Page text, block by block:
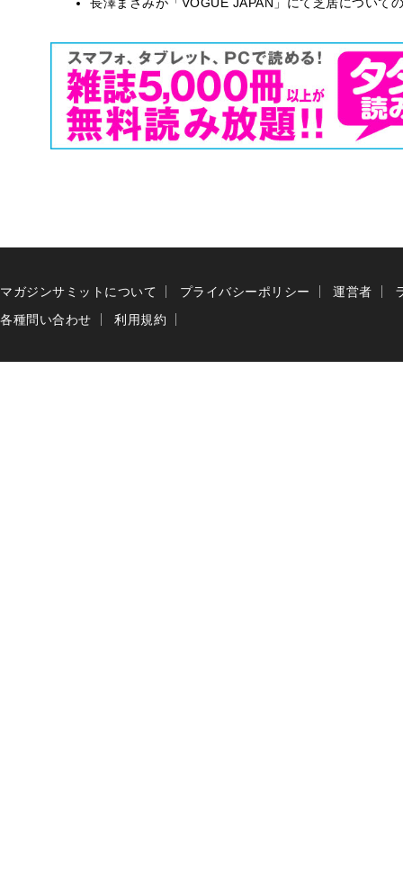
マガジンサミットについて プライバシーポリシー 運営者
各種問い合わせ
利用規約